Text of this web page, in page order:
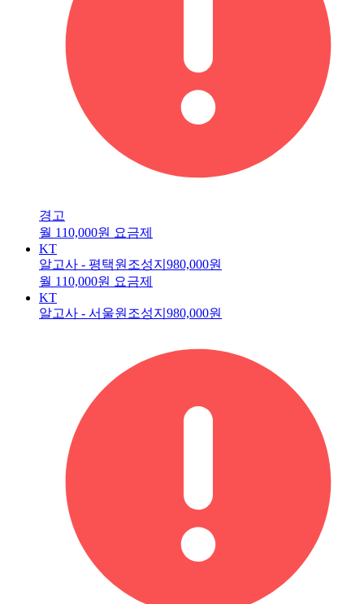
경고
월 110,000원 요금제
KT
알고사 - 평택원조성지 980,000원
월 110,000원 요금제
KT
알고사 - 서울원조성지 980,000원